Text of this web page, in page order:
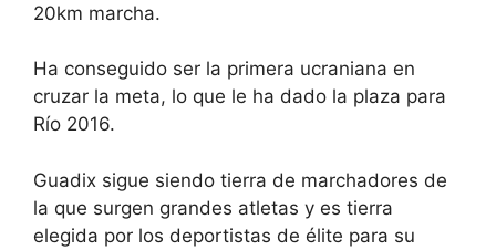
20km marcha.
Ha conseguido ser la primera ucraniana en
cruzar la meta, lo que le ha dado la plaza para
Río 2016.
Guadix sigue siendo tierra de marchadores de
la que surgen grandes atletas y es tierra
elegida por los deportistas de élite para su